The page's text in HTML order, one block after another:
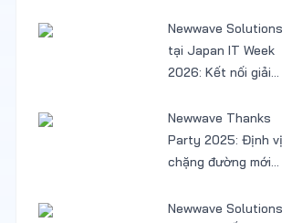
Newwave Solutions
tại Japan IT Week
2026: Kết nối giải
cùng khách hàng
Nhật
Newwave Thanks
Party 2025: Định vị
chặng đường mới
trưởng và chuyển
Newwave Solutions